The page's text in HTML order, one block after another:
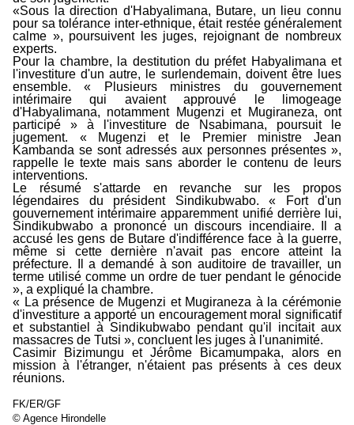
«Sous la direction d'Habyalimana, Butare, un lieu connu
pour sa tolérance inter-ethnique, était restée généralement
calme », poursuivent les juges, rejoignant de nombreux
experts.
Pour la chambre, la destitution du préfet Habyalimana et
l'investiture d'un autre, le surlendemain, doivent être lues
ensemble. « Plusieurs ministres du gouvernement
intérimaire qui avaient approuvé le limogeage
d'Habyalimana, notamment Mugenzi et Mugiraneza, ont
participé » à l'investiture de Nsabimana, poursuit le
jugement. « Mugenzi et le Premier ministre Jean
Kambanda se sont adressés aux personnes présentes »,
rappelle le texte mais sans aborder le contenu de leurs
interventions.
Le résumé s'attarde en revanche sur les propos
légendaires du président Sindikubwabo. « Fort d'un
gouvernement intérimaire apparemment unifié derrière lui,
Sindikubwabo a prononcé un discours incendiaire. Il a
accusé les gens de Butare d'indifférence face à la guerre,
même si cette dernière n'avait pas encore atteint la
préfecture. Il a demandé à son auditoire de travailler, un
terme utilisé comme un ordre de tuer pendant le génocide
», a expliqué la chambre.
« La présence de Mugenzi et Mugiraneza à la cérémonie
d'investiture a apporté un encouragement moral significatif
et substantiel à Sindikubwabo pendant qu'il incitait aux
massacres de Tutsi », concluent les juges à l'unanimité.
Casimir Bizimungu et Jérôme Bicamumpaka, alors en
mission à l'étranger, n'étaient pas présents à ces deux
réunions.
FK/ER/GF
© Agence Hirondelle